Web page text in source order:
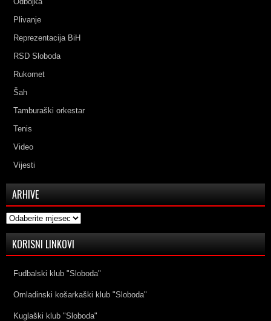
Plivanje
Reprezentacija BiH
RSD Sloboda
Rukomet
Šah
Tamburaški orkestar
Tenis
Video
Vijesti
ARHIVE
Arhive
KORISNI LINKOVI
Fudbalski klub "Sloboda"
Omladinski košarkaški klub "Sloboda"
Kuglaški klub "Sloboda"